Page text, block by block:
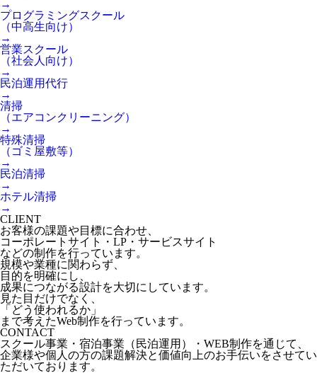
→
プログラミングスクール
（中高生向け）
→
営業スクール
（社会人向け）
→
民泊運用代行
→
清掃
（エアコンクリーニング）
→
特殊清掃
（ゴミ屋敷等）
→
民泊清掃
→
ホテル清掃
→
CLIENT
お客様の課題や目標に合わせ、
コーポレートサイト・LP・サービスサイト
などの制作を行っています。
規模や業種に関わらず、
目的を明確にし、
成果につながる設計を大切にしています。
見た目だけでなく、
「どう使われるか」
まで考えたWeb制作を行っています。
CONTACT
スクール事業・宿泊事業（民泊運用）・WEB制作を通じて、
企業様や個人の方の課題解決と価値向上のお手伝いをさせてい
ただいております。